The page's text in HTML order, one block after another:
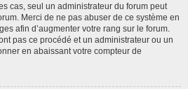
cas, seul un administrateur du forum peut
Merci de ne pas abuser de ce système en
afin d’augmenter votre rang sur le forum.
pas ce procédé et un administrateur ou un
en abaissant votre compteur de